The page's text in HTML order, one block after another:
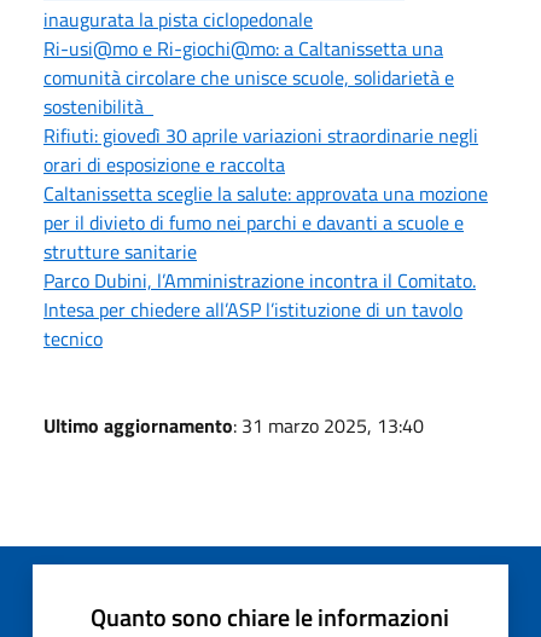
inaugurata la pista ciclopedonale
Ri-usi@mo e Ri-giochi@mo: a Caltanissetta una
comunità circolare che unisce scuole, solidarietà e
sostenibilità
Rifiuti: giovedì 30 aprile variazioni straordinarie negli
orari di esposizione e raccolta
Caltanissetta sceglie la salute: approvata una mozione
per il divieto di fumo nei parchi e davanti a scuole e
strutture sanitarie
Parco Dubini, l’Amministrazione incontra il Comitato.
Intesa per chiedere all’ASP l’istituzione di un tavolo
tecnico
Ultimo aggiornamento: 31 marzo 2025, 13:40
Quanto sono chiare le informazioni